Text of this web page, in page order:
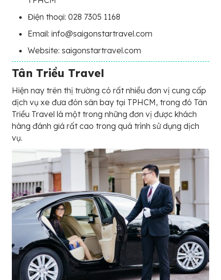
Điện thoại: 028 7305 1168
Email: info@saigonstartravel.com
Website: saigonstartravel.com
Tân Triều Travel
Hiện nay trên thị trường có rất nhiều đơn vị cung cấp
dịch vụ xe đưa đón sân bay tại TPHCM, trong đó Tân
Triều Travel là một trong những đơn vị được khách
hàng đánh giá rất cao trong quá trình sử dụng dịch
vụ.